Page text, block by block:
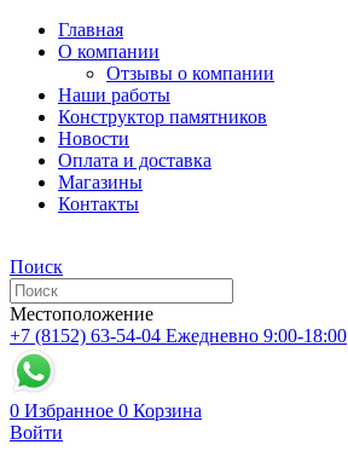
Главная
О компании
Отзывы о компании
Наши работы
Конструктор памятников
Новости
Оплата и доставка
Магазины
Контакты
Поиск
Местоположение
+7 (8152) 63-54-04 Ежедневно 9:00-18:00
0 Избранное 0 Корзина
Войти